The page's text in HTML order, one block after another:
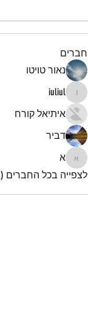
חברים
נאור טויטו
iuliul
iuliul
איתיאל קורח
דביר
א
לצפייה בכל החברים (151)